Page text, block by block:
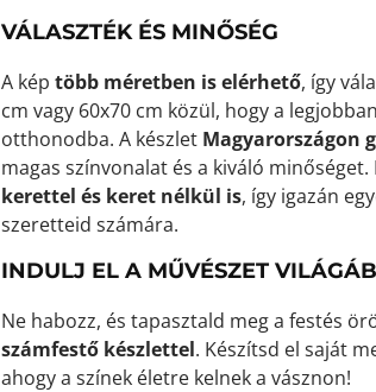
VÁLASZTÉK ÉS MINŐSÉG
A kép több méretben is elérhető, így
cm vagy 60x70 cm közül, hogy a
otthonodba. A készlet Magyarországon
magas színvonalat és a kiváló
kerettel és keret nélkül is, így igazán
szeretteid számára.
INDULJ EL A MŰVÉSZET
Ne habozz, és tapasztald meg a festés
számfestő készlettel. Készítsd el saját
ahogy a színek életre kelnek a vásznon!